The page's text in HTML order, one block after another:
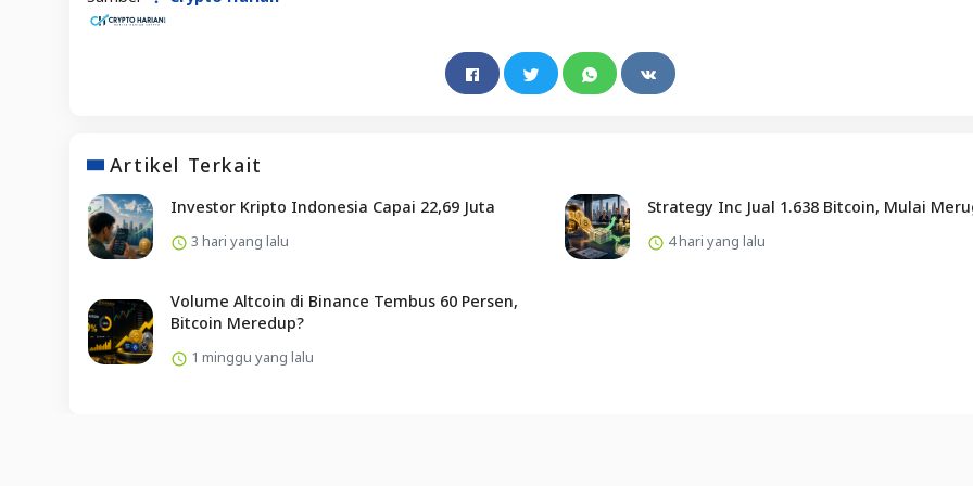
Artikel Terkait
Investor Kripto Indonesia Capai 22,69 Juta
3 hari yang lalu
Strategy Inc Jual 1.638 Bitcoin, Mulai
4 hari yang lalu
Volume Altcoin di Binance Tembus 60 Persen,
Bitcoin Meredup?
1 minggu yang lalu